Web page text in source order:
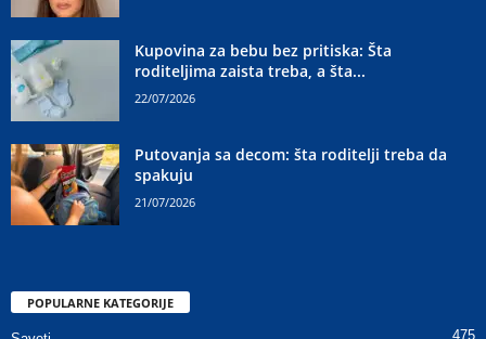
Kupovina za bebu bez pritiska: Šta
roditeljima zaista treba, a šta...
22/07/2026
Putovanja sa decom: šta roditelji treba da
spakuju
21/07/2026
POPULARNE KATEGORIJE
475